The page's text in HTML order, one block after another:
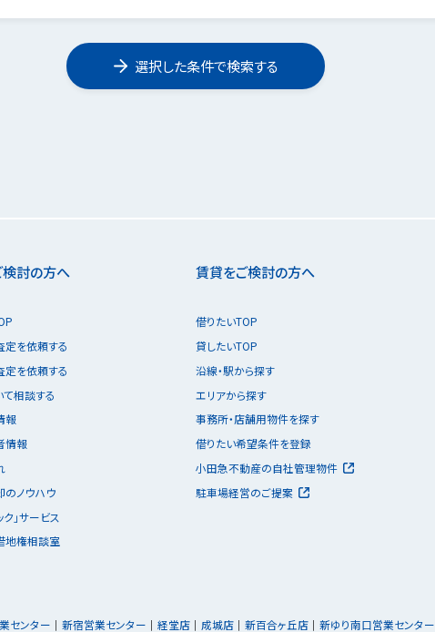
選択した条件で検索する
討の方へ
定を依頼する
定を依頼する
相談する
報
情報
ノウハウ
ク」サービス
地権相談室
賃貸をご検討の方へ
借りたいTOP
貸したいTOP
沿線・駅から探す
エリアから探す
事務所・店舗用物件を探す
借りたい希望条件を登録
小田急不動産の自社管理物件
駐車場経営のご提案
センター 新宿営業センター 経堂店 成城店 新百合ヶ丘店 新ゆり南口営業センター